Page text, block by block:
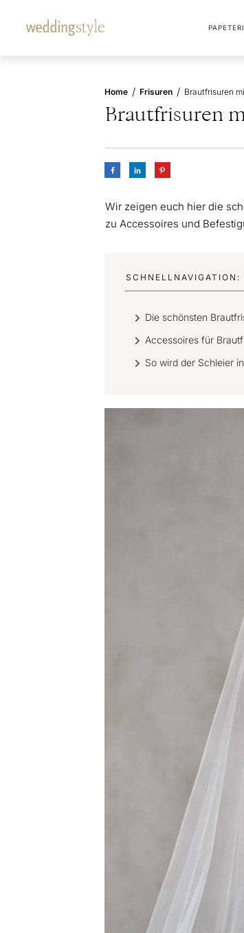
Home / Frisuren /
Brautfrisuren
Wir zeigen euch hier die
zu Accessoires und
Die schönsten
Accessoires für
So wird der Schleier